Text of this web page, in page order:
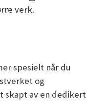
verk.
spesielt når du
og
skapt av en dedikert